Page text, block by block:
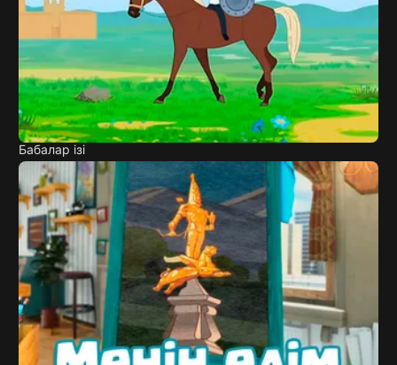
Бабалар ізі